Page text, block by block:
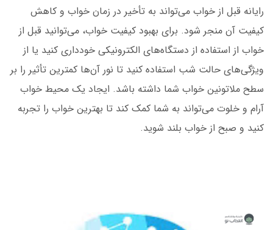
رایانه قبل از خواب می‌تواند به تأخیر در زمان خواب و کاهش
کیفیت آن منجر شود. برای بهبود کیفیت خواب، می‌توانید قبل از
خواب از استفاده از دستگاه‌های الکترونیکی خودداری کنید یا از
ویژگی‌های حالت شب استفاده کنید تا نور آن‌ها کمترین تأثیر را بر
سطح ملاتونین خواب شما داشته باشد. ایجاد یک محیط خواب
آرام و خلوت می‌تواند به شما کمک کند تا بهترین خواب را تجربه
کنید و صبح از خواب بلند شوید.